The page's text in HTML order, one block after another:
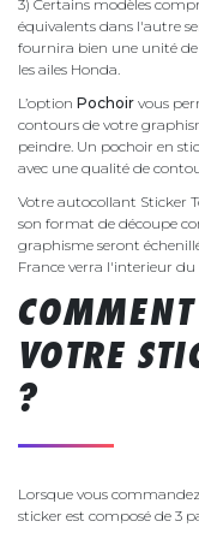
3) Certains modèles
équivalents dans l'autre
fournira bien une unité de
les ailes Honda.
L’option Pochoir vous
contours de votre
peindre. Un pochoir en
avec une qualité de
Votre autocollant Sticker
son format de découpe
graphisme seront
France verra l'interieur
VOTRE
?
Lorsque vous
sticker est composé de 3